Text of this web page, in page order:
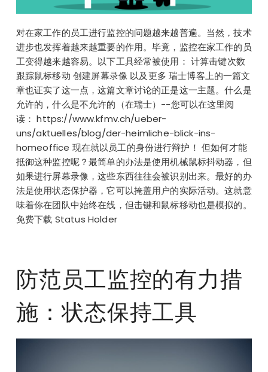
对在家工作的员工进行监控的问题越来越普遍。当然，技术
进步也发挥着越来越重要的作用。毕竟，监控在家工作的员
工变得越来越容易。以下工具经常被使用： 计算击键次数
跟踪鼠标移动 创建屏幕录像 以及更多 瑞士博客上的一篇文
章也证实了这一点，这篇文章讨论的正是这一主题。什么是
允许的，什么是不允许的（在瑞士）--您可以在这里阅
读： https://www.kfmv.ch/ueber-
uns/aktuelles/blog/der-heimliche-blick-ins-
homeoffice 现在就以员工的身份进行辩护！ 但如何才能
抵御这种监控呢？最简单的办法是使用机械鼠标抖动器，但
如果进行屏幕录像，这些东西往往会被识别出来。最好的办
法是使用状态保护器，它可以掩盖用户的实际活动。这就意
味着你在团队中始终在线，但击键和鼠标移动也是模拟的。
免费下载 Status Holder
防范员工监控的有力措
施：状态保持工具